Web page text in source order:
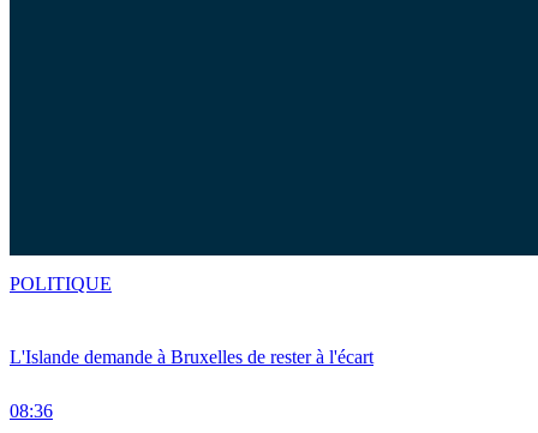
L'Islande demande à Bruxelles de rester à l'écart
08:36
POLITIQUE